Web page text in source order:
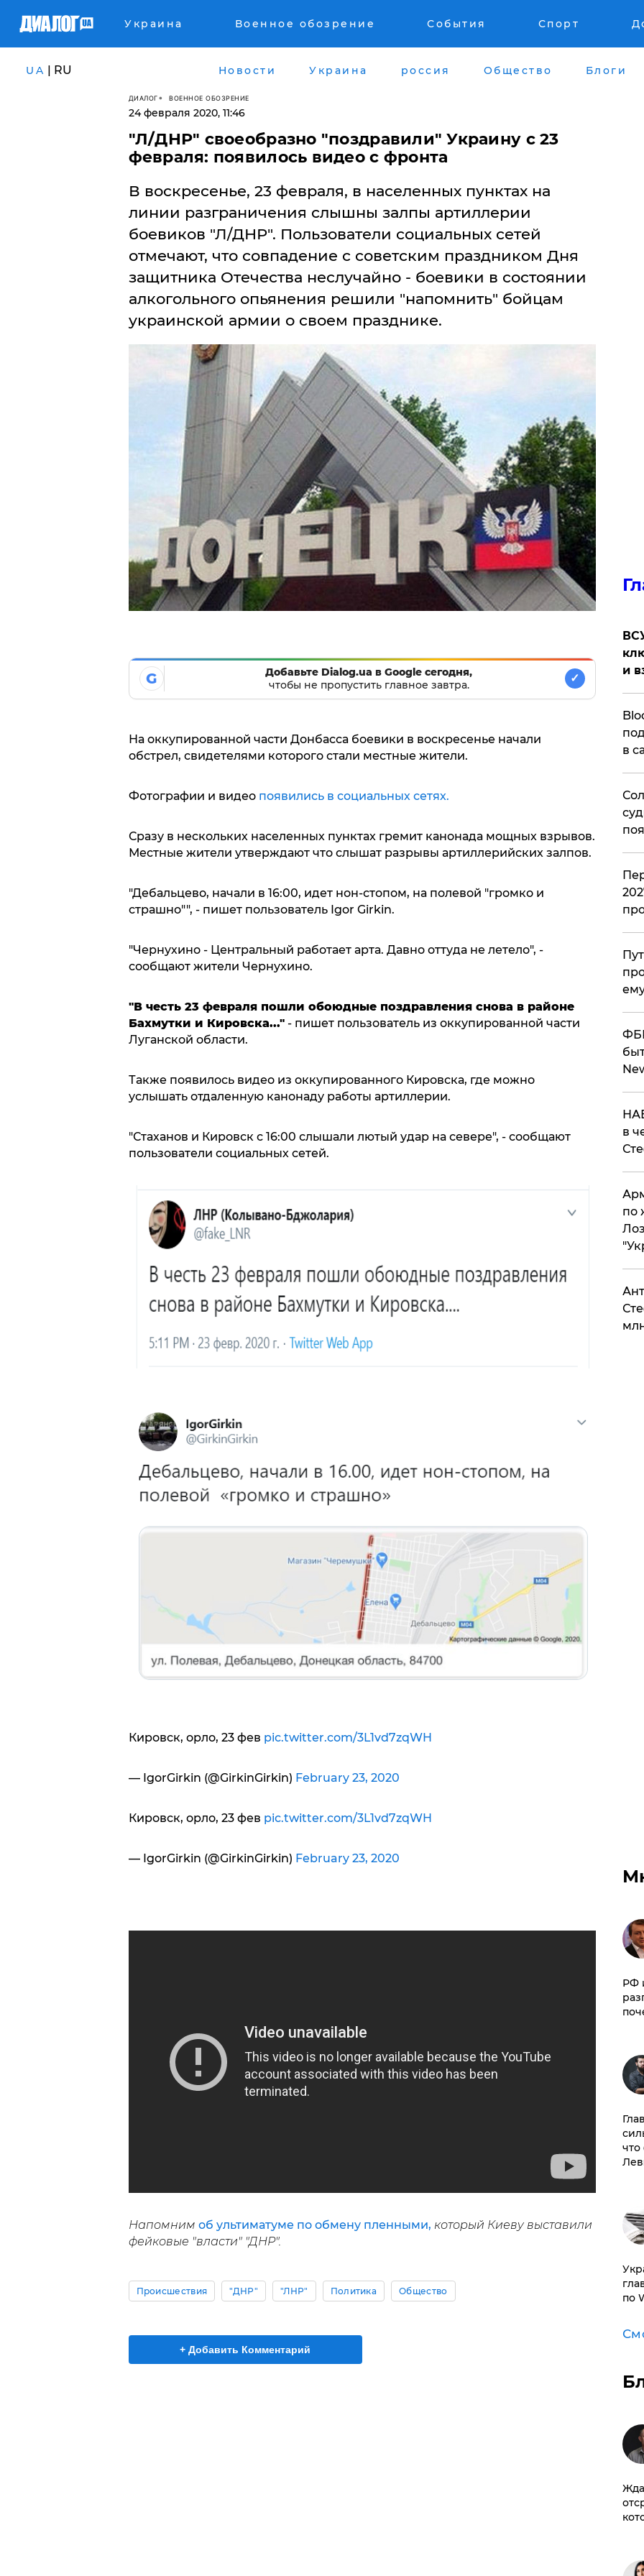
Украина Военное обозрение События Спорт
UA | RU Новости Украина россия Общество Блоги
ДИАЛОГ ВОЕННОЕ ОБОЗРЕНИЕ
24 февраля 2020, 11:46
"Л/ДНР" своеобразно "поздравили" Украину с 23
февраля: появилось видео с фронта
​В воскресенье, 23 февраля, в населенных пунктах на
линии разграничения слышны залпы артиллерии
боевиков "Л/ДНР". Пользователи социальных сетей
отмечают, что совпадение с советским праздником Дня
защитника Отечества неслучайно - боевики в состоянии
алкогольного опьянения решили "напомнить" бойцам
украинской армии о своем празднике.
G
Добавьте Dialog.ua в Google сегодня,
чтобы не пропустить главное завтра.
✓
На оккупированной части Донбасса боевики в воскресенье начали
обстрел, свидетелями которого стали местные жители.
Фотографии и видео появились в социальных сетях.
Сразу в нескольких населенных пунктах гремит канонада мощных взрывов.
Местные жители утверждают что слышат разрывы артиллерийских залпов.
"Дебальцево, начали в 16:00, идет нон-стопом, на полевой "громко и
страшно"", - пишет пользователь Igor Girkin.
"Чернухино - Центральный работает арта. Давно оттуда не летело", -
сообщают жители Чернухино.
"В честь 23 февраля пошли обоюдные поздравления снова в районе
Бахмутки и Кировска..."- пишет пользователь из оккупированной части
Луганской области.
Также появилось видео из оккупированного Кировска, где можно
услышать отдаленную канонаду работы артиллерии.
"Стаханов и Кировск с 16:00 слышали лютый удар на севере", - сообщают
пользователи социальных сетей.
Кировск, орло, 23 фев pic.twitter.com/3L1vd7zqWH
— IgorGirkin (@GirkinGirkin) February 23, 2020
Кировск, орло, 23 фев pic.twitter.com/3L1vd7zqWH
— IgorGirkin (@GirkinGirkin) February 23, 2020
Напомним об ультиматуме по обмену пленными, который Киеву выставили
фейковые "власти" "ДНР".
Происшествия "ДНР" "ЛНР" Политика Общество
+ Добавить Комментарий
и
в
в
по
РФ
что
по